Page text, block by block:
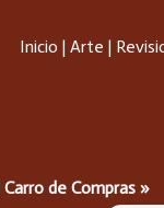
Inicio | Arte |
de Compras »